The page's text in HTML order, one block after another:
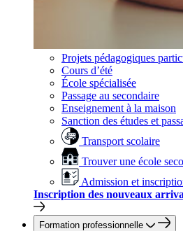
Projets pédagogiques
Cours d’été
École spécialisée
Passage au secondaire
Enseignement à la maison
Sanction des études et
Transport scolaire
Trouver une école
Admission et
Inscription des nouveaux
Formation professionnelle